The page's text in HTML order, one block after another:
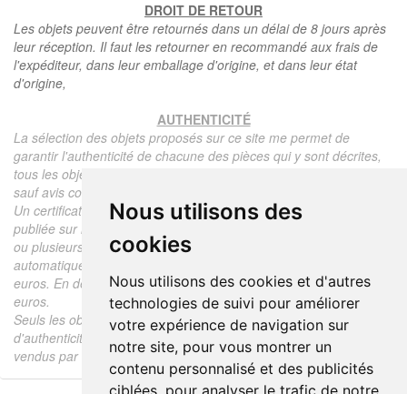
Nous utilisons des
cookies
Nous utilisons des cookies et d'autres
technologies de suivi pour améliorer
votre expérience de navigation sur
notre site, pour vous montrer un
contenu personnalisé et des publicités
ciblées, pour analyser le trafic de notre
DROIT DE RETOUR
Les objets peuvent être retournés dans un délai de 8 jours après
leur réception. Il faut les retourner en recommandé aux frais de
l'expéditeur, dans leur emballage d'origine, et dans leur état
d'origine,
AUTHENTICITÉ
La sélection des objets proposés sur ce site me permet de
garantir l'authenticité de chacune des pièces qui y sont décrites,
tous les objets proposés sont garantis d'époque et authentiques,
sauf avis contraire ou restriction dans la description.
Un certificat d'authenticité de l'objet reprenant la description
publiée sur le site, l'époque, le prix de vente, accompagné d'une
ou plusieurs photographies en couleurs est communiqué
automatiquement pour tout objet dont le prix est supérieur à 130
euros. En dessous de ce prix chaque certificat est facturé 5
euros.
Seuls les objets vendus par mes soins font l'objet d'un certificat
d'authenticité, je ne fais aucun rapport d'expertise pour les objets
vendus par des tiers (confrères ou collectionneurs).